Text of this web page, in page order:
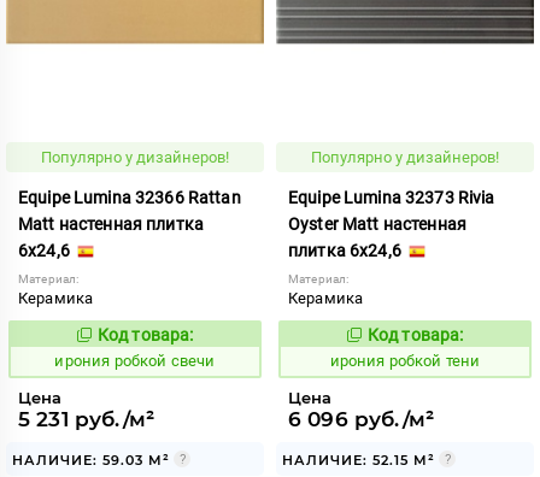
Популярно у дизайнеров!
Equipe Lumina 32366 Rattan
Matt настенная плитка
6x24,6
Материал:
Керамика
1103584
Код товара:
ирония робкой свечи
Цена
5 231 руб./м²
НАЛИЧИЕ: 59.03 М²
Популярно у дизайнеров!
Equipe Lumina 32373 Rivia
Oyster Matt настенная
плитка 6x24,6
Материал:
Керамика
1103603
Код товара:
ирония робкой тени
Цена
6 096 руб./м²
НАЛИЧИЕ: 52.15 М²